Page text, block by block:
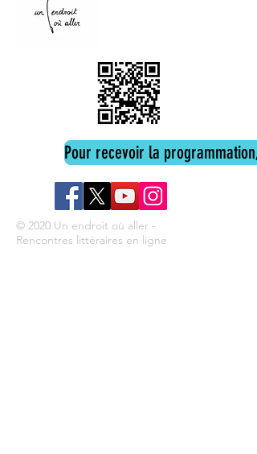
Pour recevoir la programmation,
© 2020 Un endroit où aller -
Rencontres littéraires en ligne